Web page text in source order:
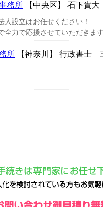
務所 【中央区】 石下貴大
人設立はお任せください！
全力で応援させていただきま
所 【神奈川】 行政書士